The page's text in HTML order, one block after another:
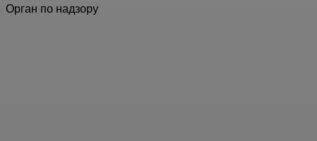
Орган по надзору